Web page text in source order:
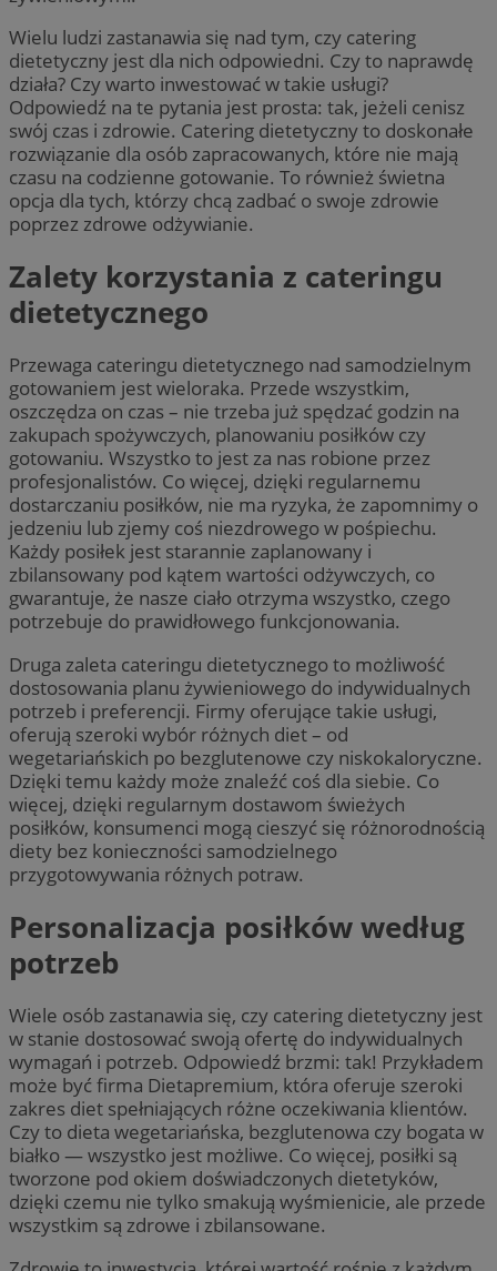
Wielu ludzi zastanawia się nad tym, czy catering
dietetyczny jest dla nich odpowiedni. Czy to naprawdę
działa? Czy warto inwestować w takie usługi?
Odpowiedź na te pytania jest prosta: tak, jeżeli cenisz
swój czas i zdrowie. Catering dietetyczny to doskonałe
rozwiązanie dla osób zapracowanych, które nie mają
czasu na codzienne gotowanie. To również świetna
opcja dla tych, którzy chcą zadbać o swoje zdrowie
poprzez zdrowe odżywianie.
Zalety korzystania z cateringu
dietetycznego
Przewaga cateringu dietetycznego nad samodzielnym
gotowaniem jest wieloraka. Przede wszystkim,
oszczędza on czas – nie trzeba już spędzać godzin na
zakupach spożywczych, planowaniu posiłków czy
gotowaniu. Wszystko to jest za nas robione przez
profesjonalistów. Co więcej, dzięki regularnemu
dostarczaniu posiłków, nie ma ryzyka, że zapomnimy o
jedzeniu lub zjemy coś niezdrowego w pośpiechu.
Każdy posiłek jest starannie zaplanowany i
zbilansowany pod kątem wartości odżywczych, co
gwarantuje, że nasze ciało otrzyma wszystko, czego
potrzebuje do prawidłowego funkcjonowania.
Druga zaleta cateringu dietetycznego to możliwość
dostosowania planu żywieniowego do indywidualnych
potrzeb i preferencji. Firmy oferujące takie usługi,
oferują szeroki wybór różnych diet – od
wegetariańskich po bezglutenowe czy niskokaloryczne.
Dzięki temu każdy może znaleźć coś dla siebie. Co
więcej, dzięki regularnym dostawom świeżych
posiłków, konsumenci mogą cieszyć się różnorodnością
diety bez konieczności samodzielnego
przygotowywania różnych potraw.
Personalizacja posiłków według
potrzeb
Wiele osób zastanawia się, czy catering dietetyczny jest
w stanie dostosować swoją ofertę do indywidualnych
wymagań i potrzeb. Odpowiedź brzmi: tak! Przykładem
może być firma Dietapremium, która oferuje szeroki
zakres diet spełniających różne oczekiwania klientów.
Czy to dieta wegetariańska, bezglutenowa czy bogata w
białko — wszystko jest możliwe. Co więcej, posiłki są
tworzone pod okiem doświadczonych dietetyków,
dzięki czemu nie tylko smakują wyśmienicie, ale przede
wszystkim są zdrowe i zbilansowane.